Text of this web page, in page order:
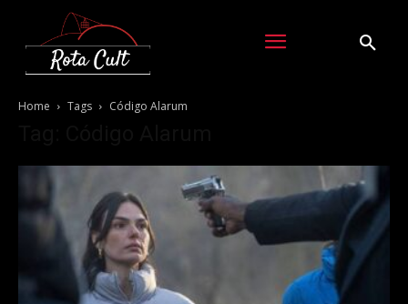
Home Tags Código Alarum